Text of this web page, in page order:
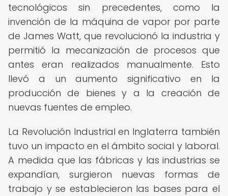
tecnológicos sin precedentes, como la
invención de la máquina de vapor por parte
de James Watt, que revolucionó la industria y
permitió la mecanización de procesos que
antes eran realizados manualmente. Esto
llevó a un aumento significativo en la
producción de bienes y a la creación de
nuevas fuentes de empleo.
La Revolución Industrial en Inglaterra también
tuvo un impacto en el ámbito social y laboral.
A medida que las fábricas y las industrias se
expandían, surgieron nuevas formas de
trabajo y se establecieron las bases para el